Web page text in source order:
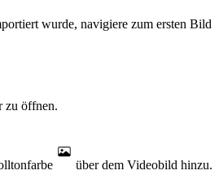
wurde, navigiere zum ersten Bild
zu öffnen.
über dem Videobild hinzu.